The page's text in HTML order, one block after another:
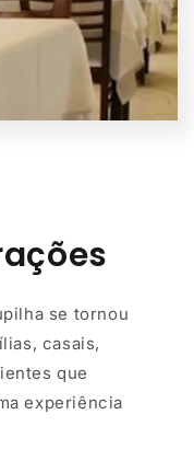
se tornou
casais,
que
experiência